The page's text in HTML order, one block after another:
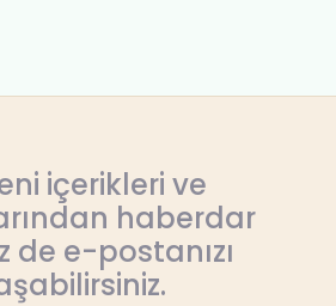
içerikleri ve
haberdar
de e-postanızı